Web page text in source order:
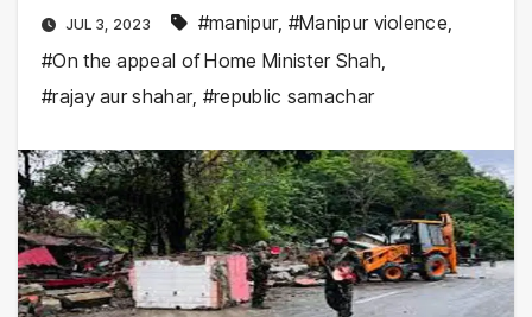
JUL 3, 2023 #manipur, #Manipur violence
#On the appeal of Home Minister Shah
#rajay aur shahar, #republic samachar